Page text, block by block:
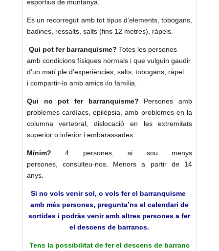
esportius de muntanya.
Es un recorregut amb tot tipus d’elements, tobogans,
badines, ressalts, salts (fins 12 metres), ràpels.
Qui pot fer barranquisme? Totes les persones
amb condicions físiques normals i que vulguin gaudir
d’un matí ple d’experiències, salts, tobogans, ràpel....
i compartir-lo amb amics i/o família.
Qui no pot fer barranquisme? Persones amb
problemes cardíacs, epilèpsia, amb problemes en la
columna vertebral, dislocació en les extremitats
superior o inferior i embarassades.
Mínim? 4 persones, si sou menys
persones, consulteu-nos. Menors a partir de 14
anys.
Si no vols venir sol, o vols fer el barranquisme
amb més persones, pregunta’ns el calendari de
sortides i podràs venir amb altres persones a fer
el descens de barrancs.
Tens la possibilitat de fer el descens de barranc